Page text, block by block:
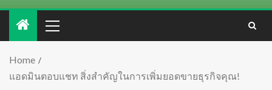
Home
แอดมินตอบแชท สิ่งสำคัญในการเพิ่มยอดขายธุรกิจคุณ!